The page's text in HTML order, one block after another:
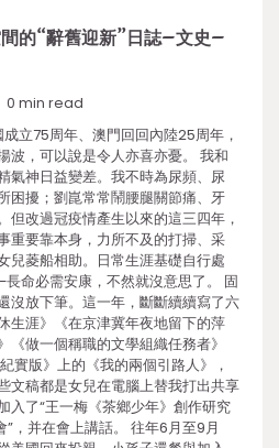
的“辭舊迎新”日誌–文史–
0 min read
立75周年、澳門回回內陸25周年，
波，可以說是令人亦喜亦憂。 我和
氣神日益變差。我不時為尿頻、尿
困擾；劉崑常常鬧腰腿關節痛、牙
但改過冠疫情產生以來的這三四年，
重要靠本身，力所不及的打掃、采
兒菱船相助。日常生涯基礎自行處
命必需安康，不然就沒意思了。 固
沒放下筆。這一年，斷斷續續寫了六
生涯》《在京津冀年夜地留下的萍
做一個稱職的文學組織任務者》
實版》上的《我的兩個引路人》，
文稿都是女兒在電腦上替我打出共享
入了“王一梅《茶鄉少年》創作研究
”，并在會上講話。 往年6月至9月